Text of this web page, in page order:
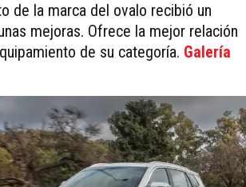
de la marca del ovalo recibió un
mejoras. Ofrece la mejor relación
de su categoría. Galería